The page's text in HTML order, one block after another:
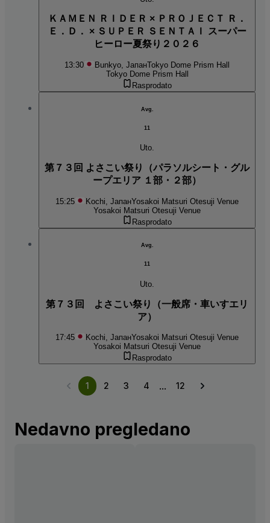
ＫＡＭＥＮ ＲＩＤＥＲ × ＰＲＯＪＥＣＴ Ｒ．
Ｅ．Ｄ． × ＳＵＰＥＲ ＳＥＮＴＡＩ スーパー
ヒーロー夏祭り２０２６
13:30 Bunkyo, ЈапанTokyo Dome Prism Hall
Tokyo Dome Prism Hall
Rasprodato
Avg.
11
Uto.
第７３回 よさこい祭り（パラソルシート・グル
ープエリア １部・２部）
15:25 Kochi, ЈапанYosakoi Matsuri Otesuji Venue
Yosakoi Matsuri Otesuji Venue
Rasprodato
Avg.
11
Uto.
第７３回 よさこい祭り（一般席・車いすエリ
ア）
17:45 Kochi, ЈапанYosakoi Matsuri Otesuji Venue
Yosakoi Matsuri Otesuji Venue
Rasprodato
1 2 3 4 ... 12
Nedavno pregledano